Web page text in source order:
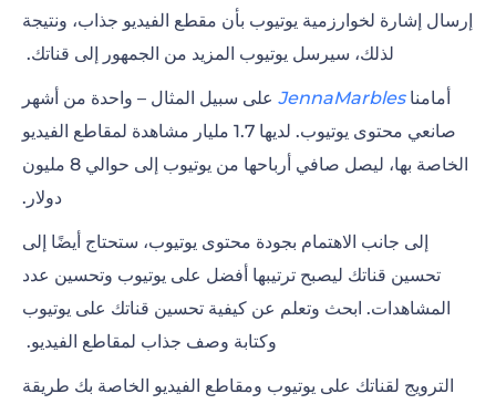
إرسال إشارة لخوارزمية يوتيوب بأن مقطع الفيديو جذاب، ونتيجة
لذلك، سيرسل يوتيوب المزيد من الجمهور إلى قناتك.
أمامناJennaMarbles على سبيل المثال – واحدة من أشهر
صانعي محتوى يوتيوب. لديها 1.7 مليار مشاهدة لمقاطع الفيديو
الخاصة بها، ليصل صافي أرباحها من يوتيوب إلى حوالي 8 مليون
دولار.
إلى جانب الاهتمام بجودة محتوى يوتيوب، ستحتاج أيضًا إلى
تحسين قناتك ليصبح ترتيبها أفضل على يوتيوب وتحسين عدد
المشاهدات. ابحث وتعلم عن كيفية تحسين قناتك على يوتيوب
وكتابة وصف جذاب لمقاطع الفيديو.
الترويج لقناتك على يوتيوب ومقاطع الفيديو الخاصة بك طريقة